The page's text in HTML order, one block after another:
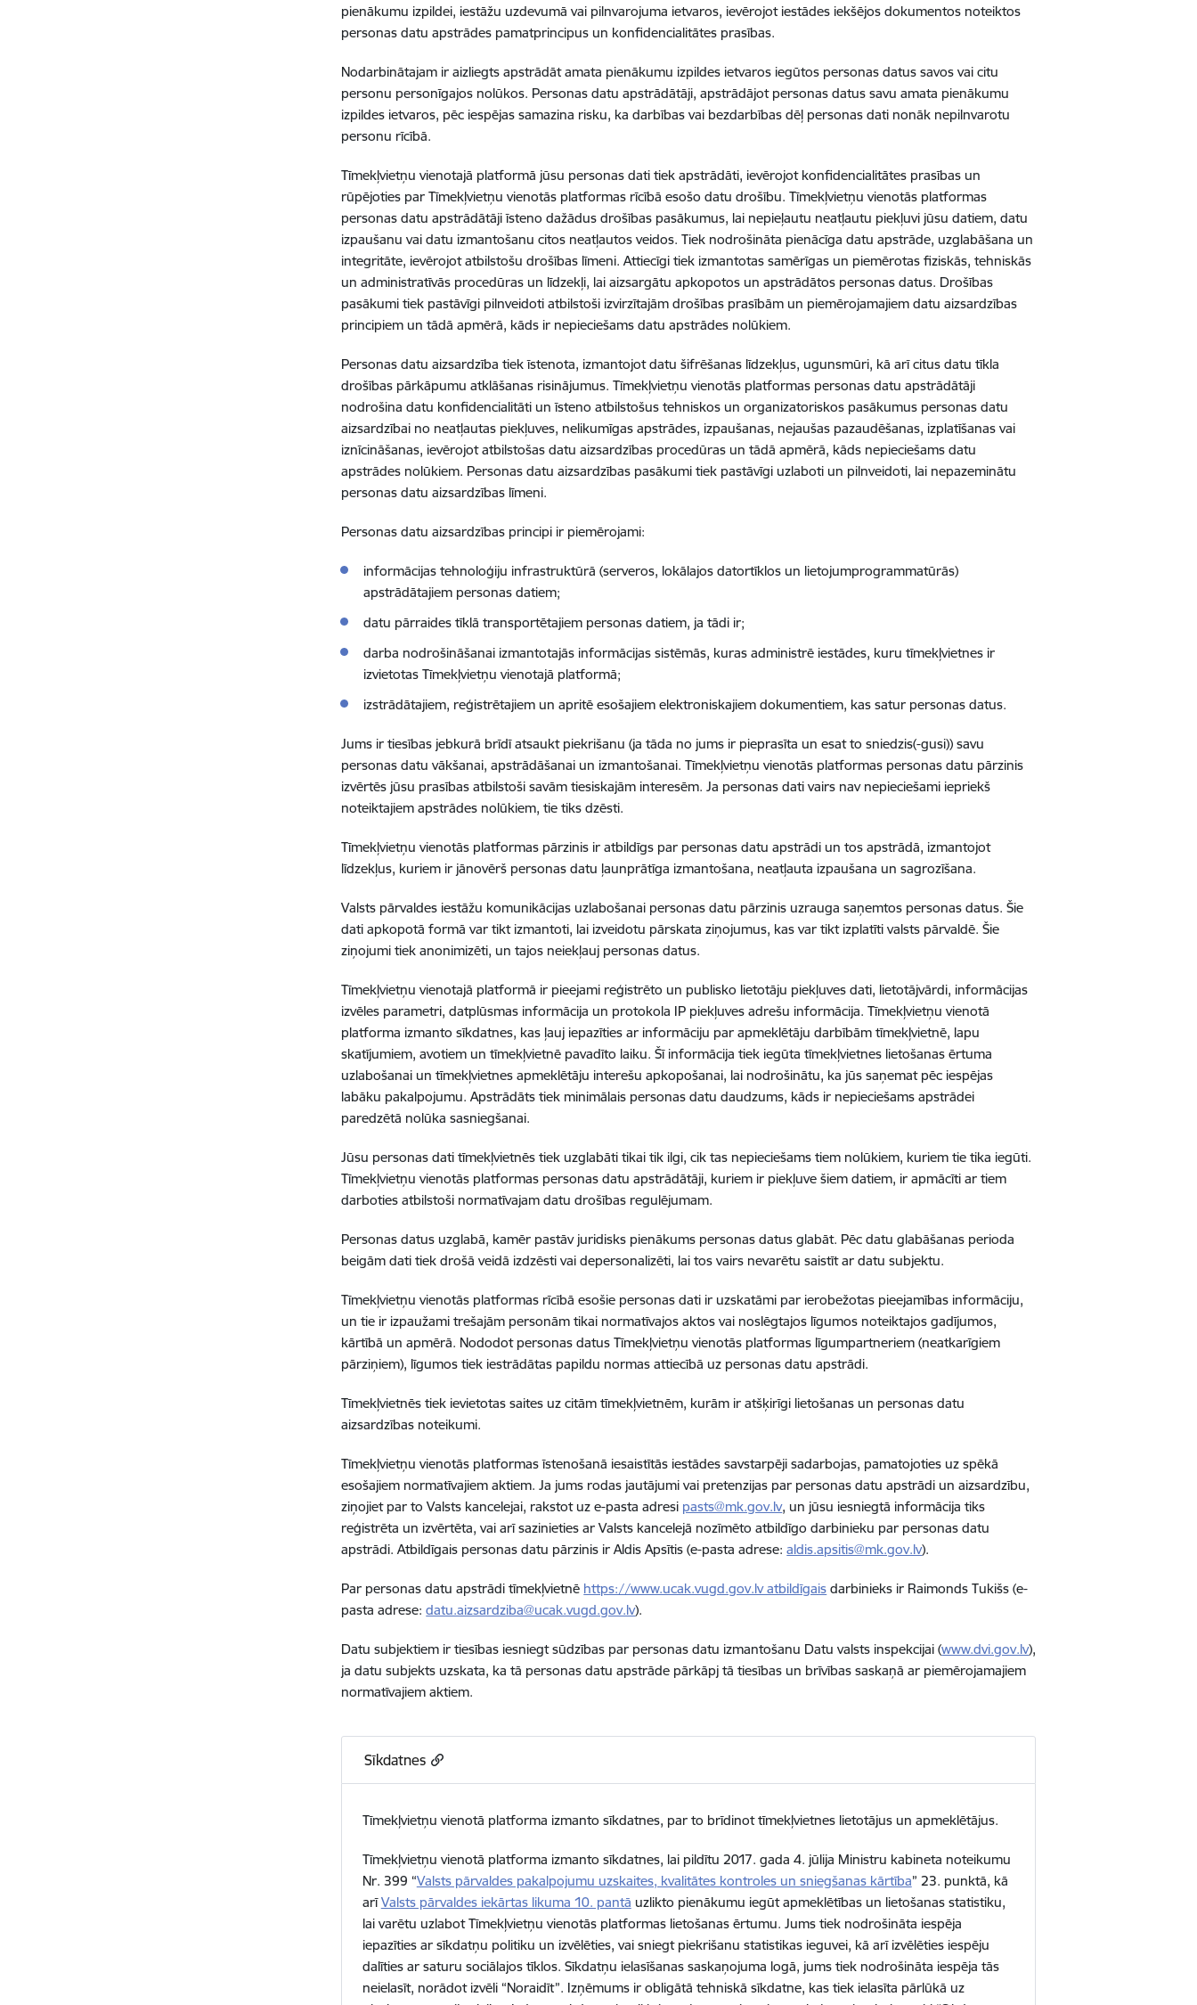
pienākumu izpildei, iestāžu uzdevumā vai pilnvarojuma ietvaros, ievērojot iestādes iekšējos dokumentos noteiktos
personas datu apstrādes pamatprincipus un konfidencialitātes prasības.
Nodarbinātajam ir aizliegts apstrādāt amata pienākumu izpildes ietvaros iegūtos personas datus savos vai citu
personu personīgajos nolūkos. Personas datu apstrādātāji, apstrādājot personas datus savu amata pienākumu
izpildes ietvaros, pēc iespējas samazina risku, ka darbības vai bezdarbības dēļ personas dati nonāk nepilnvarotu
personu rīcībā.
Tīmekļvietņu vienotajā platformā jūsu personas dati tiek apstrādāti, ievērojot konfidencialitātes prasības un
rūpējoties par Tīmekļvietņu vienotās platformas rīcībā esošo datu drošību. Tīmekļvietņu vienotās platformas
personas datu apstrādātāji īsteno dažādus drošības pasākumus, lai nepieļautu neatļautu piekļuvi jūsu datiem, datu
izpaušanu vai datu izmantošanu citos neatļautos veidos. Tiek nodrošināta pienācīga datu apstrāde, uzglabāšana un
integritāte, ievērojot atbilstošu drošības līmeni. Attiecīgi tiek izmantotas samērīgas un piemērotas fiziskās, tehniskās
un administratīvās procedūras un līdzekļi, lai aizsargātu apkopotos un apstrādātos personas datus. Drošības
pasākumi tiek pastāvīgi pilnveidoti atbilstoši izvirzītajām drošības prasībām un piemērojamajiem datu aizsardzības
principiem un tādā apmērā, kāds ir nepieciešams datu apstrādes nolūkiem.
Personas datu aizsardzība tiek īstenota, izmantojot datu šifrēšanas līdzekļus, ugunsmūri, kā arī citus datu tīkla
drošības pārkāpumu atklāšanas risinājumus. Tīmekļvietņu vienotās platformas personas datu apstrādātāji
nodrošina datu konfidencialitāti un īsteno atbilstošus tehniskos un organizatoriskos pasākumus personas datu
aizsardzībai no neatļautas piekļuves, nelikumīgas apstrādes, izpaušanas, nejaušas pazaudēšanas, izplatīšanas vai
iznīcināšanas, ievērojot atbilstošas datu aizsardzības procedūras un tādā apmērā, kāds nepieciešams datu
apstrādes nolūkiem. Personas datu aizsardzības pasākumi tiek pastāvīgi uzlaboti un pilnveidoti, lai nepazeminātu
personas datu aizsardzības līmeni.
Personas datu aizsardzības principi ir piemērojami:
informācijas tehnoloģiju infrastruktūrā (serveros, lokālajos datortīklos un lietojumprogrammatūrās)
apstrādātajiem personas datiem;
datu pārraides tīklā transportētajiem personas datiem, ja tādi ir;
darba nodrošināšanai izmantotajās informācijas sistēmās, kuras administrē iestādes, kuru tīmekļvietnes ir
izvietotas Tīmekļvietņu vienotajā platformā;
izstrādātajiem, reģistrētajiem un apritē esošajiem elektroniskajiem dokumentiem, kas satur personas datus.
Jums ir tiesības jebkurā brīdī atsaukt piekrišanu (ja tāda no jums ir pieprasīta un esat to sniedzis(-gusi)) savu
personas datu vākšanai, apstrādāšanai un izmantošanai. Tīmekļvietņu vienotās platformas personas datu pārzinis
izvērtēs jūsu prasības atbilstoši savām tiesiskajām interesēm. Ja personas dati vairs nav nepieciešami iepriekš
noteiktajiem apstrādes nolūkiem, tie tiks dzēsti.
Tīmekļvietņu vienotās platformas pārzinis ir atbildīgs par personas datu apstrādi un tos apstrādā, izmantojot
līdzekļus, kuriem ir jānovērš personas datu ļaunprātīga izmantošana, neatļauta izpaušana un sagrozīšana.
Valsts pārvaldes iestāžu komunikācijas uzlabošanai personas datu pārzinis uzrauga saņemtos personas datus. Šie
dati apkopotā formā var tikt izmantoti, lai izveidotu pārskata ziņojumus, kas var tikt izplatīti valsts pārvaldē. Šie
ziņojumi tiek anonimizēti, un tajos neiekļauj personas datus.
Tīmekļvietņu vienotajā platformā ir pieejami reģistrēto un publisko lietotāju piekļuves dati, lietotājvārdi, informācijas
izvēles parametri, datplūsmas informācija un protokola IP piekļuves adrešu informācija. Tīmekļvietņu vienotā
platforma izmanto sīkdatnes, kas ļauj iepazīties ar informāciju par apmeklētāju darbībām tīmekļvietnē, lapu
skatījumiem, avotiem un tīmekļvietnē pavadīto laiku. Šī informācija tiek iegūta tīmekļvietnes lietošanas ērtuma
uzlabošanai un tīmekļvietnes apmeklētāju interešu apkopošanai, lai nodrošinātu, ka jūs saņemat pēc iespējas
labāku pakalpojumu. Apstrādāts tiek minimālais personas datu daudzums, kāds ir nepieciešams apstrādei
paredzētā nolūka sasniegšanai.
Jūsu personas dati tīmekļvietnēs tiek uzglabāti tikai tik ilgi, cik tas nepieciešams tiem nolūkiem, kuriem tie tika iegūti.
Tīmekļvietņu vienotās platformas personas datu apstrādātāji, kuriem ir piekļuve šiem datiem, ir apmācīti ar tiem
darboties atbilstoši normatīvajam datu drošības regulējumam.
Personas datus uzglabā, kamēr pastāv juridisks pienākums personas datus glabāt. Pēc datu glabāšanas perioda
beigām dati tiek drošā veidā izdzēsti vai depersonalizēti, lai tos vairs nevarētu saistīt ar datu subjektu.
Tīmekļvietņu vienotās platformas rīcībā esošie personas dati ir uzskatāmi par ierobežotas pieejamības informāciju,
un tie ir izpaužami trešajām personām tikai normatīvajos aktos vai noslēgtajos līgumos noteiktajos gadījumos,
kārtībā un apmērā. Nododot personas datus Tīmekļvietņu vienotās platformas līgumpartneriem (neatkarīgiem
pārziņiem), līgumos tiek iestrādātas papildu normas attiecībā uz personas datu apstrādi.
Tīmekļvietnēs tiek ievietotas saites uz citām tīmekļvietnēm, kurām ir atšķirīgi lietošanas un personas datu
aizsardzības noteikumi.
Tīmekļvietņu vienotās platformas īstenošanā iesaistītās iestādes savstarpēji sadarbojas, pamatojoties uz spēkā
esošajiem normatīvajiem aktiem. Ja jums rodas jautājumi vai pretenzijas par personas datu apstrādi un aizsardzību,
ziņojiet par to Valsts kancelejai, rakstot uz e-pasta adresi pasts@mk.gov.lv, un jūsu iesniegtā informācija tiks
reģistrēta un izvērtēta, vai arī sazinieties ar Valsts kancelejā nozīmēto atbildīgo darbinieku par personas datu
apstrādi. Atbildīgais personas datu pārzinis ir Aldis Apsītis (e-pasta adrese:aldis.apsitis@mk.gov.lv).
Par personas datu apstrādi tīmekļvietnē https://www.ucak.vugd.gov.lv atbildīgais darbinieks ir Raimonds Tukišs (e-
pasta adrese:datu.aizsardziba@ucak.vugd.gov.lv).
Datu subjektiem ir tiesības iesniegt sūdzības par personas datu izmantošanu Datu valsts inspekcijai(www.dvi.gov.lv),
ja datu subjekts uzskata, ka tā personas datu apstrāde pārkāpj tā tiesības un brīvības saskaņā ar piemērojamajiem
normatīvajiem aktiem.
Sīkdatnes
Tīmekļvietņu vienotā platforma izmanto sīkdatnes, par to brīdinot tīmekļvietnes lietotājus un apmeklētājus.
Tīmekļvietņu vienotā platforma izmanto sīkdatnes, lai pildītu 2017. gada 4. jūlija Ministru kabineta noteikumu
Nr. 399 “Valsts pārvaldes pakalpojumu uzskaites, kvalitātes kontroles un sniegšanas kārtība” 23. punktā, kā
arīValsts pārvaldes iekārtas likuma 10. pantā uzlikto pienākumu iegūt apmeklētības un lietošanas statistiku,
lai varētu uzlabot Tīmekļvietņu vienotās platformas lietošanas ērtumu. Jums tiek nodrošināta iespēja
iepazīties ar sīkdatņu politiku un izvēlēties, vai sniegt piekrišanu statistikas ieguvei, kā arī izvēlēties iespēju
dalīties ar saturu sociālajos tīklos. Sīkdatņu ielasīšanas saskaņojuma logā, jums tiek nodrošināta iespēja tās
neielasīt, norādot izvēli “Noraidīt”. Izņēmums ir obligātā tehniskā sīkdatne, kas tiek ielasīta pārlūkā uz